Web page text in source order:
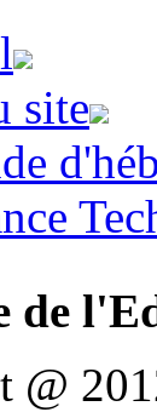
site
de
@